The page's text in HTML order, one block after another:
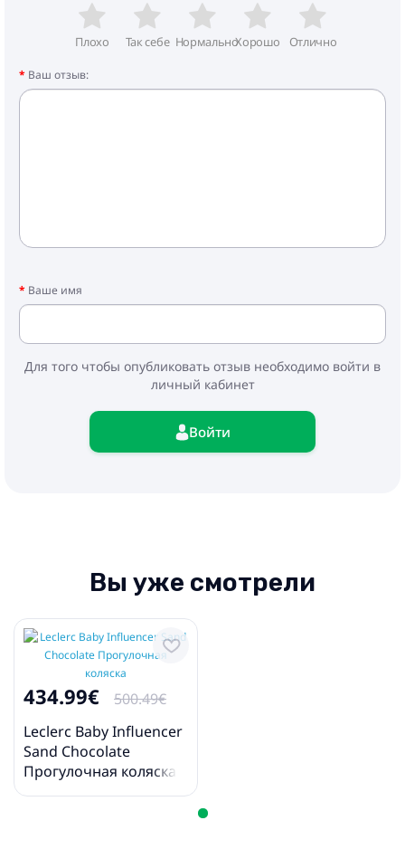
Плохо Так себе НормальноХорошо Отлично
Ваш отзыв:
Ваше имя
Для того чтобы опубликовать отзыв необходимо войти в
личный кабинет
Войти
Вы уже смотрели
434.99€
500.49€
Leclerc Baby Influencer
Sand Chocolate
Прогулочная коляска